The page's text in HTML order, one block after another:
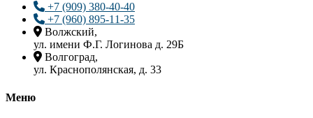
+7 (909) 380-40-40
+7 (960) 895-11-35
Волжский,
ул. имени Ф.Г. Логинова д. 29Б
Волгоград,
ул. Краснополянская, д. 33
Меню